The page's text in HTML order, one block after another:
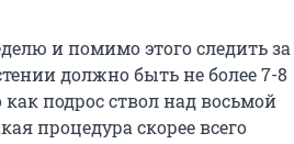
и помимо этого следить за
должно быть не более 7-8
как подрос ствол над восьмой
процедура скорее всего